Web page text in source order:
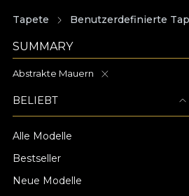
Tapete Benutzerdefinierte
SUMMARY
Abstrakte Mauern
BELIEBT
Alle Modelle
Bestseller
Neue Modelle